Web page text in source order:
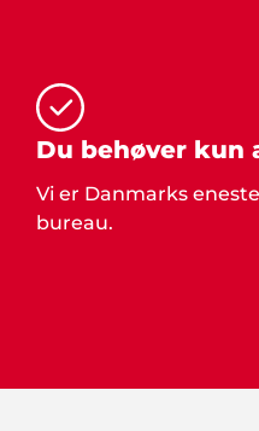
Du behøver kun
Vi er Danmarks
bureau.